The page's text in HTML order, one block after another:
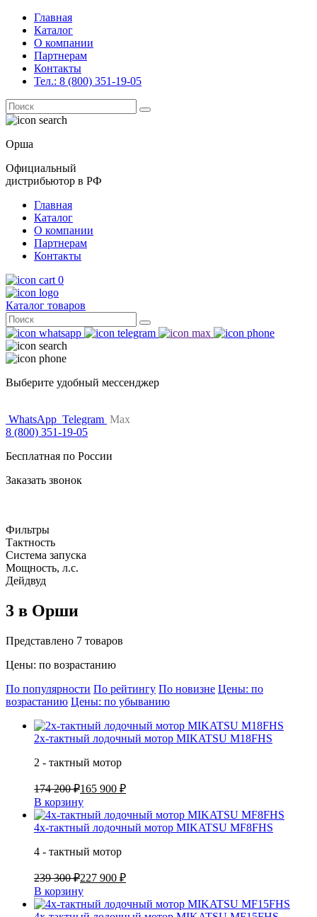
Главная
Каталог
О компании
Партнерам
Контакты
Тел.: 8 (800) 351-19-05
Поиск
for:
Орша
Официальный
дистрибьютор в РФ
Главная
Каталог
О компании
Партнерам
Контакты
0
Каталог товаров
Поиск
for:
Выберите удобный мессенджер
WhatsApp Telegram Max
8 (800) 351-19-05
Бесплатная по России
Заказать звонок
Фильтры
Тактность
Система запуска
Мощность, л.с.
Дейдвуд
3 в Орши
Представлено 7 товаров
Цены: по возрастанию
По популярности По рейтингу По новизне Цены: по
возрастанию Цены: по убыванию
2х-тактный лодочный мотор MIKATSU M18FHS
2 - тактный мотор
174 200 ₽165 900 ₽
В корзину
4х-тактный лодочный мотор MIKATSU MF8FHS
4 - тактный мотор
239 300 ₽227 900 ₽
В корзину